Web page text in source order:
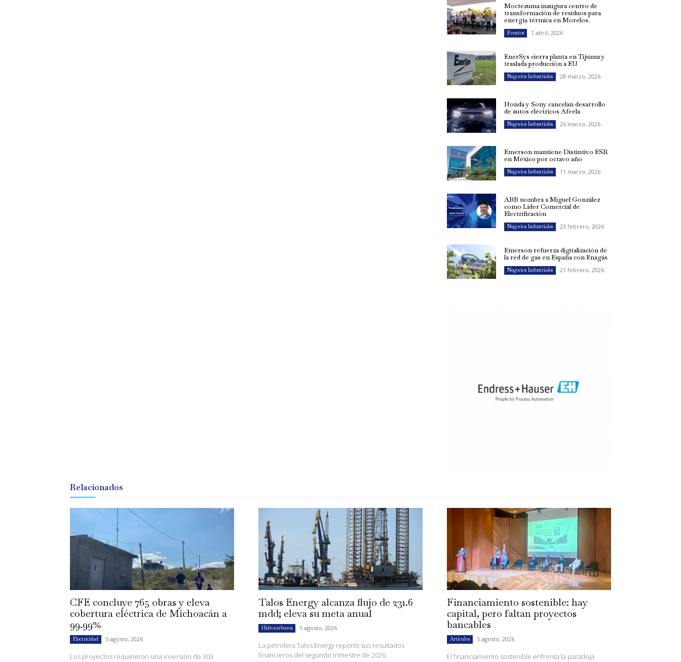
Moctezuma inaugura centro de
transformación de residuos para
energía térmica en Morelos.
Eventos 1 abril, 2026
EnerSys cierra planta en Tijuana y
traslada producción a EU
Negocios Industriales 28 marzo, 2026
Honda y Sony cancelan desarrollo
de autos eléctricos Afeela
Negocios Industriales 26 marzo, 2026
Emerson mantiene Distintivo ESR
en México por octavo año
Negocios Industriales 11 marzo, 2026
ABB nombra a Miguel González
como Líder Comercial de
Electrificación
Negocios Industriales 23 febrero, 2026
Emerson refuerza digitalización de
la red de gas en España con Enagás
Negocios Industriales 21 febrero, 2026
Relacionados
CFE concluye 765 obras y eleva
cobertura eléctrica de Michoacán a
99.99%
Electricidad 5 agosto, 2026
Los proyectos requirieron una inversión de 303
Talos Energy alcanza flujo de 231.6
mdd; eleva su meta anual
Hidrocarburos 5 agosto, 2026
La petrolera Talos Energy reportó sus resultados
financieros del segundo trimestre de 2026,
Financiamiento sostenible: hay
capital, pero faltan proyectos
bancables
Artículos 5 agosto, 2026
El financiamiento sostenible enfrenta la paradoja